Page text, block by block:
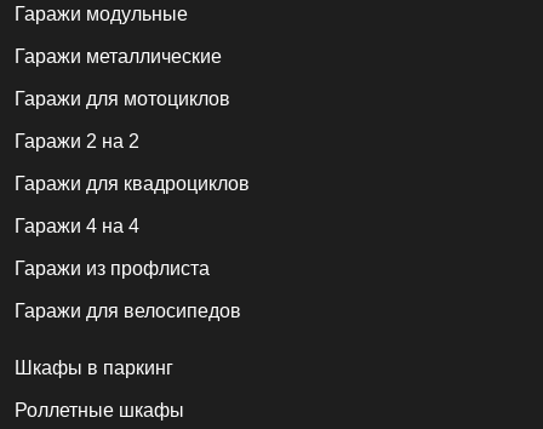
Гаражи модульные
Гаражи металлические
Гаражи для мотоциклов
Гаражи 2 на 2
Гаражи для квадроциклов
Гаражи 4 на 4
Гаражи из профлиста
Гаражи для велосипедов
Шкафы в паркинг
Роллетные шкафы